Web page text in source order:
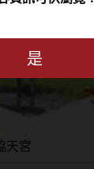
天宮
是